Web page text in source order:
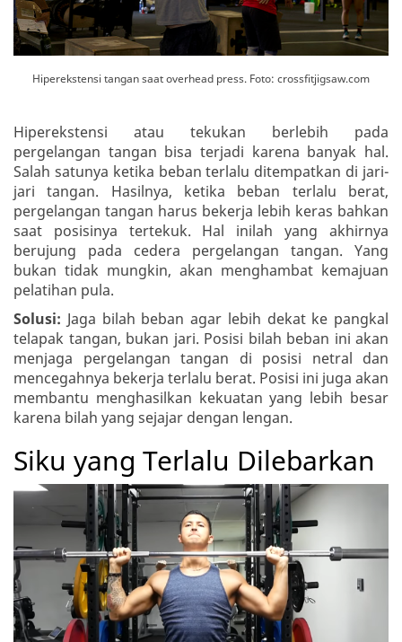
Hiperekstensi tangan saat overhead press. Foto: crossfitjigsaw.com
Hiperekstensi atau tekukan berlebih pada
pergelangan tangan bisa terjadi karena banyak hal.
Salah satunya ketika beban terlalu ditempatkan di jari-
jari tangan. Hasilnya, ketika beban terlalu berat,
pergelangan tangan harus bekerja lebih keras bahkan
saat posisinya tertekuk. Hal inilah yang akhirnya
berujung pada cedera pergelangan tangan. Yang
bukan tidak mungkin, akan menghambat kemajuan
pelatihan pula.
Solusi: Jaga bilah beban agar lebih dekat ke pangkal
telapak tangan, bukan jari. Posisi bilah beban ini akan
menjaga pergelangan tangan di posisi netral dan
mencegahnya bekerja terlalu berat. Posisi ini juga akan
membantu menghasilkan kekuatan yang lebih besar
karena bilah yang sejajar dengan lengan.
Siku yang Terlalu Dilebarkan